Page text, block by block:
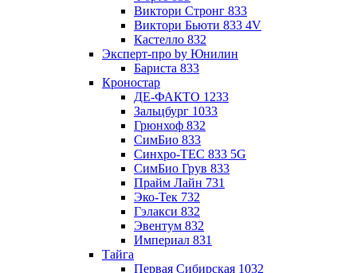
Виктори Стронг 833
Виктори Бьюти 833 4V
Кастелло 832
Эксперт-про by Юнилин
Бариста 833
Кроностар
ДЕ-ФАКТО 1233
Зальцбург 1033
Грюнхоф 832
СимБио 833
Синхро-TEC 833 5G
СимБио Грув 833
Прайм Лайн 731
Эко-Тек 732
Гэлакси 832
Эвентум 832
Империал 831
Тайга
Первая Сибирская 1032